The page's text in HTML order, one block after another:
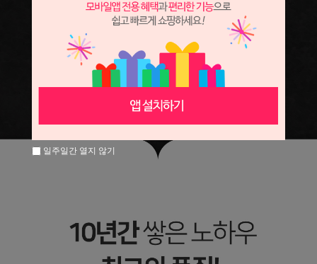
일주일간 열지 않기